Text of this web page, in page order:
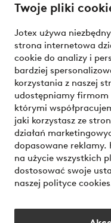
Twoje pliki
Jotex używa
strona internetowa
cookie do analizy i
bardziej
korzystania z naszej
udostępniamy
którymi
jaki korzystasz ze
działań
dopasowane reklamy.
na użycie wszystkich
dostosować swoje
naszej polityce
Warunki
Bezpieczne
Chcesz dowiedzieć się